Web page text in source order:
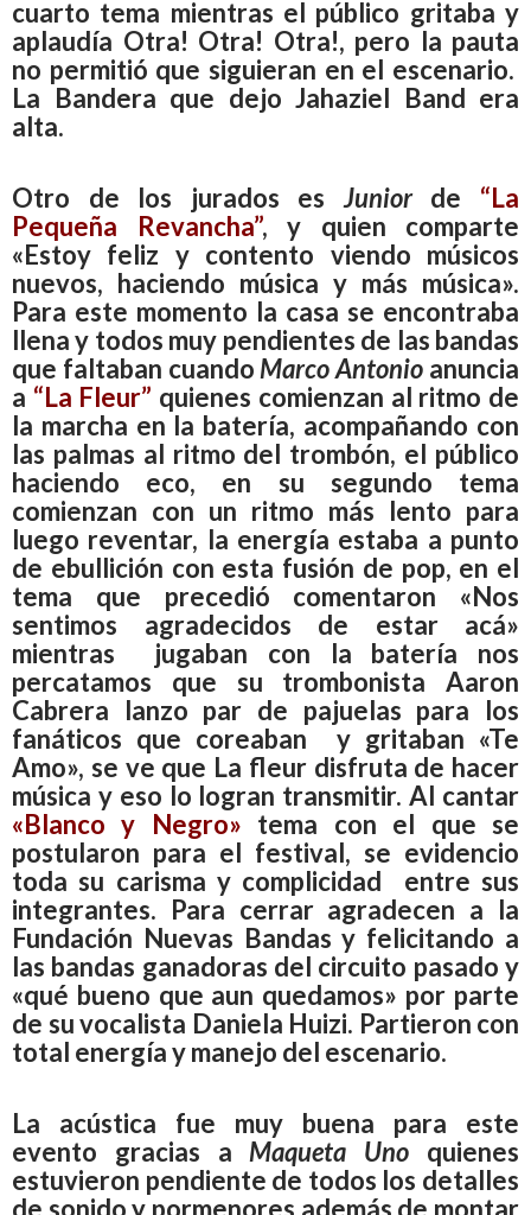
cuarto tema mientras el público gritaba y
aplaudía Otra! Otra! Otra!, pero la pauta
no permitió que siguieran en el escenario.
La Bandera que dejo Jahaziel Band era
alta.
Otro de los jurados esJuniorde “La
Pequeña Revancha”, y quien comparte
«Estoy feliz y contento viendo músicos
nuevos, haciendo música y más música».
Para este momento la casa se encontraba
llena y todos muy pendientes de las bandas
que faltaban cuando Marco Antonio anuncia
a “La Fleur” quienes comienzan al ritmo de
la marcha en la batería, acompañando con
las palmas al ritmo del trombón, el público
haciendo eco, en su segundo tema
comienzan con un ritmo más lento para
luego reventar, la energía estaba a punto
de ebullición con esta fusión de pop, en el
tema que precedió comentaron «Nos
sentimos agradecidos de estar acá»
mientras jugaban con la batería nos
percatamos que su trombonista Aaron
Cabrera lanzo par de pajuelas para los
fanáticos que coreaban y gritaban «Te
Amo», se ve que La fleur disfruta de hacer
música y eso lo logran transmitir. Al cantar
«Blanco y Negro» tema con el que se
postularon para el festival, se evidencio
toda su carisma y complicidad entre sus
integrantes. Para cerrar agradecen a la
Fundación Nuevas Bandas y felicitando a
las bandas ganadoras del circuito pasado y
«qué bueno que aun quedamos» por parte
de su vocalista Daniela Huizi. Partieron con
total energía y manejo del escenario.
La acústica fue muy buena para este
evento gracias a Maqueta Uno quienes
estuvieron pendiente de todos los detalles
de sonido y pormenores además de montar